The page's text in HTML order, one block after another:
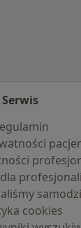
Serwis
cookies